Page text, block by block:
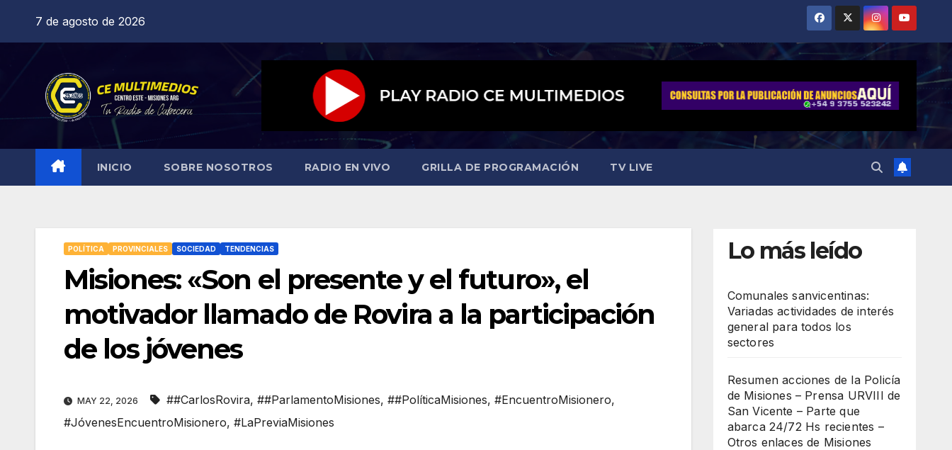
7 de agosto de 2026
INICIO SOBRE NOSOTROS RADIO EN VIVO GRILLA DE PROGRAMACIÓN TV LIVE
POLÍTICA PROVINCIALES SOCIEDAD TENDENCIAS
Misiones: «Son el presente y el futuro», el
motivador llamado de Rovira a la participación
de los jóvenes
MAY 22, 2026 ##CarlosRovira, ##ParlamentoMisiones, ##PolíticaMisiones, #EncuentroMisionero,
#JóvenesEncuentroMisionero, #LaPreviaMisiones
Lo más leído
Comunales sanvicentinas:
Variadas actividades de interés
general para todos los
sectores
Resumen acciones de la Policía
de Misiones – Prensa URVIII de
San Vicente – Parte que
abarca 24/72 Hs recientes –
Otros enlaces de Misiones